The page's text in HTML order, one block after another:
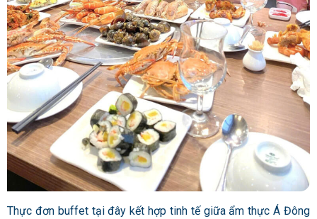
Thực đơn buffet tại đây kết hợp tinh tế giữa ẩm thực Á Đông